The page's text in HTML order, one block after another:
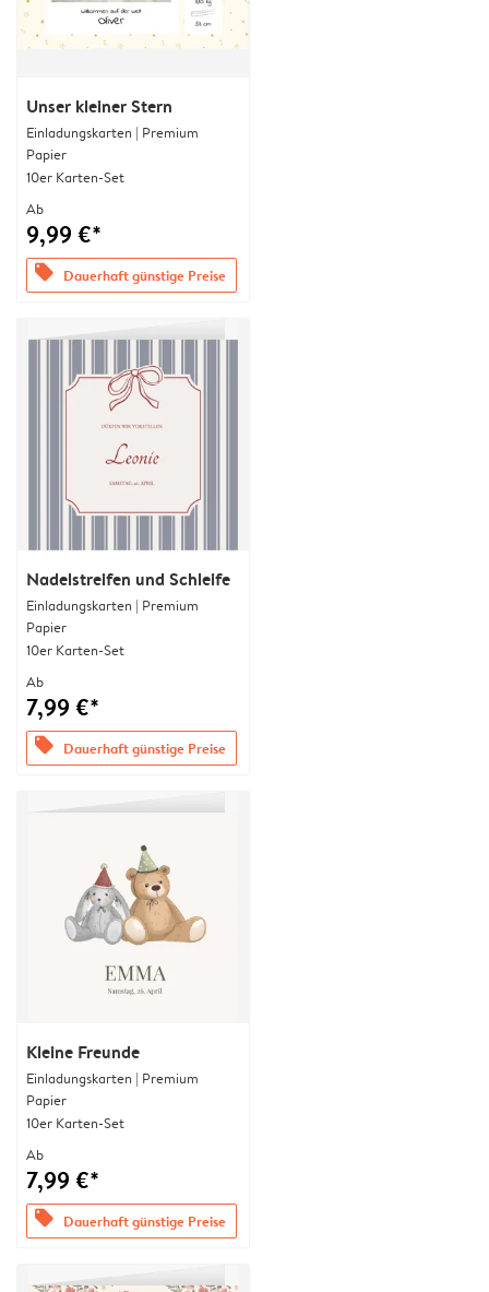
Unser kleiner Stern
Einladungskarten | Premium
Papier
10er Karten-Set
Ab
9,99 €*
offers Dauerhaft günstige Preise
Nadelstreifen und Schleife
Einladungskarten | Premium
Papier
10er Karten-Set
Ab
7,99 €*
offers Dauerhaft günstige Preise
Kleine Freunde
Einladungskarten | Premium
Papier
10er Karten-Set
Ab
7,99 €*
offers Dauerhaft günstige Preise